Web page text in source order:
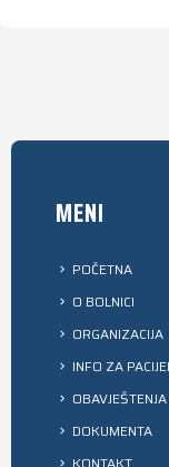
MENI
POČETNA
O BOLNICI
ORGANIZACIJA
INFO ZA
OBAVJEŠTENJA
DOKUMENTA